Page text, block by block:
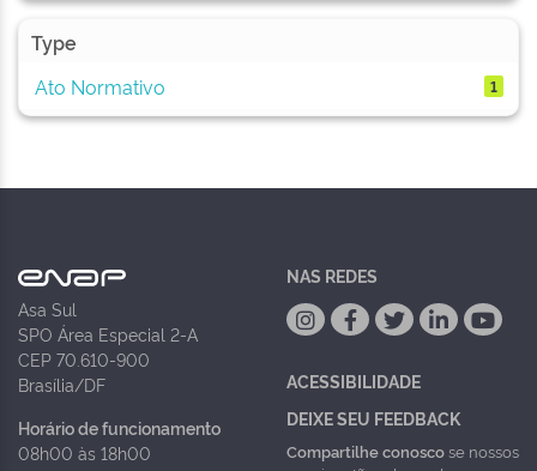
Type
Ato Normativo
1
Asa Sul
SPO Área Especial 2-A
CEP 70.610-900
Brasília/DF
Horário de funcionamento
08h00 às 18h00
NAS REDES
ACESSIBILIDADE
DEIXE SEU FEEDBACK
Compartilhe conoscose nossos